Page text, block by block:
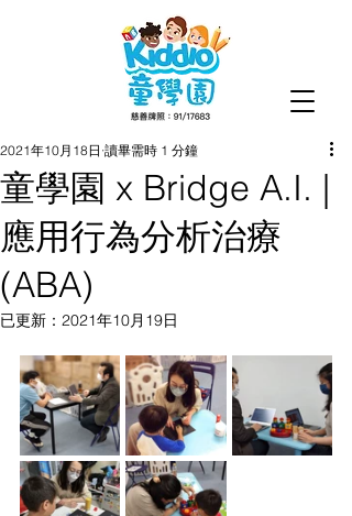
童學園 x Bridge A.I. |
應用行為分析治療
(ABA)
2021年10月18日 讀畢需時 1 分鐘
已更新： 2021年10月19日